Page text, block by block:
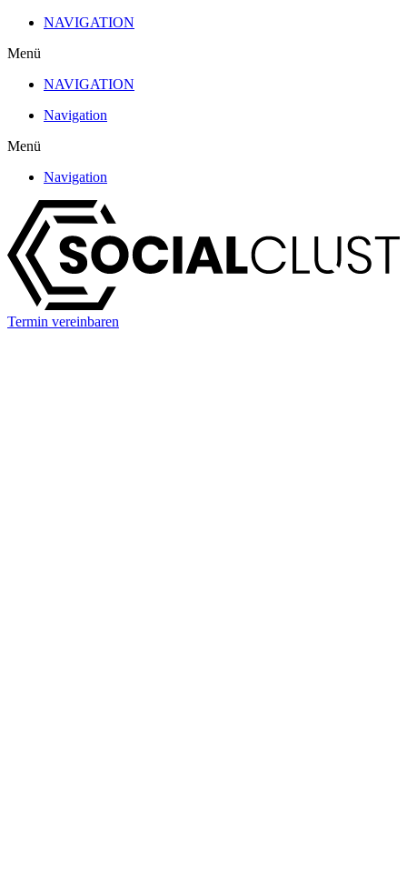
Zum
wechseln
NAVIGATION
Menü
NAVIGATION
Navigation
Menü
Navigation
Termin vereinbaren